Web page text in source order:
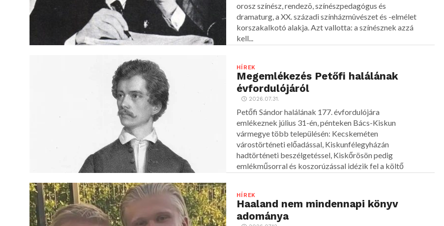
orosz színész, rendezõ, színészpedagógus és
dramaturg, a XX. századi színházmûvészet és -elmélet
korszakalkotó alakja. Azt vallotta: a színésznek azzá
kell...
HÍREK
Megemlékezés Petőfi halálának
évfordulójáról
2026.07.31.
Petőfi Sándor halálának 177. évfordulójára
emlékeznek július 31-én, pénteken Bács-Kiskun
vármegye több településén: Kecskeméten
várostörténeti előadással, Kiskunfélegyházán
hadtörténeti beszélgetéssel, Kiskőrösön pedig
emlékműsorral és koszorúzással idézik fel a költő
HÍREK
Haaland nem mindennapi könyv
adománya